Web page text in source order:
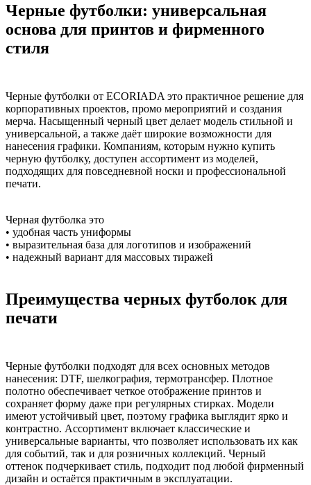
Черные футболки: универсальная
основа для принтов и фирменного
стиля
Черные футболки от ECORIADA это практичное решение для
корпоративных проектов, промо мероприятий и создания
мерча. Насыщенный черный цвет делает модель стильной и
универсальной, а также даёт широкие возможности для
нанесения графики. Компаниям, которым нужно купить
черную футболку, доступен ассортимент из моделей,
подходящих для повседневной носки и профессиональной
печати.
Черная футболка это
• удобная часть униформы
• выразительная база для логотипов и изображений
• надежный вариант для массовых тиражей
Преимущества черных футболок для
печати
Черные футболки подходят для всех основных методов
нанесения: DTF, шелкография, термотрансфер. Плотное
полотно обеспечивает четкое отображение принтов и
сохраняет форму даже при регулярных стирках. Модели
имеют устойчивый цвет, поэтому графика выглядит ярко и
контрастно. Ассортимент включает классические и
универсальные варианты, что позволяет использовать их как
для событий, так и для розничных коллекций. Черный
оттенок подчеркивает стиль, подходит под любой фирменный
дизайн и остаётся практичным в эксплуатации.